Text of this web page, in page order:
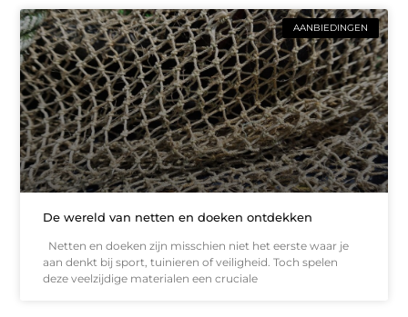
AANBIEDINGEN
De wereld van netten en doeken ontdekken
Netten en doeken zijn misschien niet het eerste waar je
aan denkt bij sport, tuinieren of veiligheid. Toch spelen
deze veelzijdige materialen een cruciale